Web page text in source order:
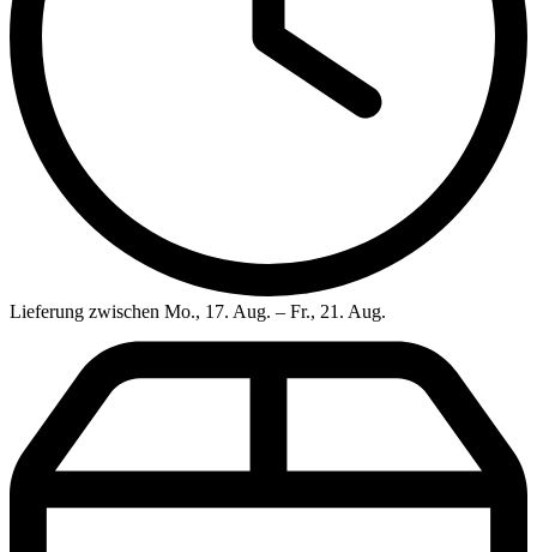
Lieferung zwischen Mo., 17. Aug. – Fr., 21. Aug.